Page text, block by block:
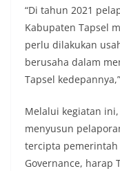
lingkungan,
momentum
Republik
rencananya
oleh
Sunggal
sekaligus
warga
Anggota
Alokasi 30
Utara
“Di tahun 2021
Kabupaten Tapsel
perlu dilakukan
berusaha dalam
Tapsel
Melalui kegiatan
menyusun
tercipta pemerintah
Governance, harap